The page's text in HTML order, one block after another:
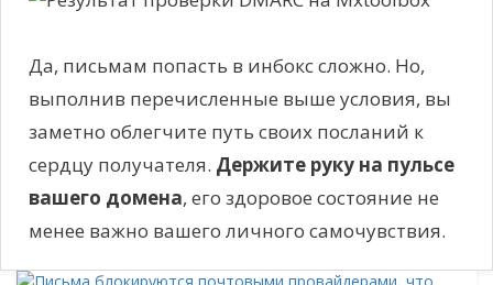
Да, письмам попасть в инбокс сложно. Но,
выполнив перечисленные выше условия, вы
заметно облегчите путь своих посланий к
сердцу получателя. Держите руку на пульсе
вашего домена, его здоровое состояние не
менее важно вашего личного самочувствия.